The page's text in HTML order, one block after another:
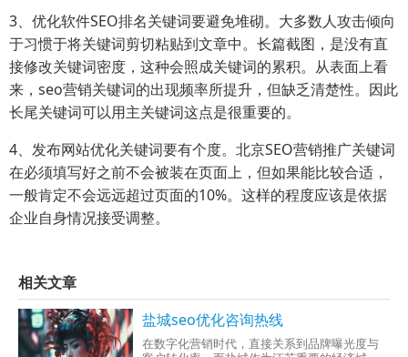
3、优化软件SEO排名关键词要避免堆砌。大多数人攻击倾向
于习惯于将关键词剪切粘贴到文章中。长篇截图，是没有直
接修改关键词密度，这种会照成关键词的累积。从表面上看
来，seo营销关键词的出现频率所提升，但缺乏清楚性。因此
长尾关键词可以用主关键词这点是很重要的。
4、发布网站优化关键词要有个度。北京SEO营销推广关键词
在必须填写好之前不会被装在页面上，但如果能比较合适，
一般肯定不会远远超过页面的10%。这样的程度应该是依据
企业自身情况接受调整。
相关文章
盐城seo优化咨询热线
在数字化营销时代，直接关系到品牌曝光度与